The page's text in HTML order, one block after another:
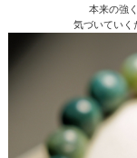
本来の強
気づいていく